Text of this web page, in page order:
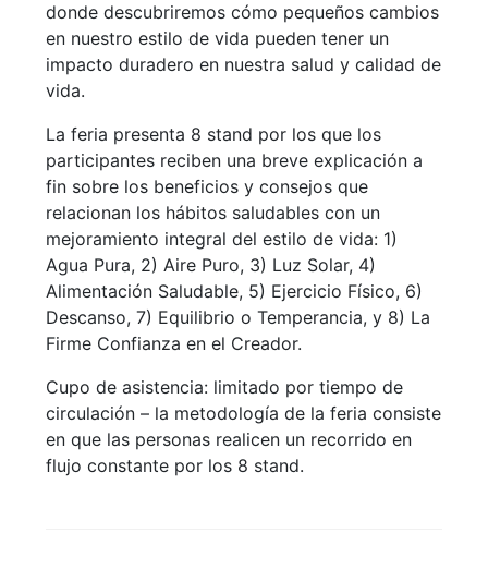
donde descubriremos cómo pequeños cambios
en nuestro estilo de vida pueden tener un
impacto duradero en nuestra salud y calidad de
vida.
La feria presenta 8 stand por los que los
participantes reciben una breve explicación a
fin sobre los beneficios y consejos que
relacionan los hábitos saludables con un
mejoramiento integral del estilo de vida: 1)
Agua Pura, 2) Aire Puro, 3) Luz Solar, 4)
Alimentación Saludable, 5) Ejercicio Físico, 6)
Descanso, 7) Equilibrio o Temperancia, y 8) La
Firme Confianza en el Creador.
Cupo de asistencia: limitado por tiempo de
circulación – la metodología de la feria consiste
en que las personas realicen un recorrido en
flujo constante por los 8 stand.